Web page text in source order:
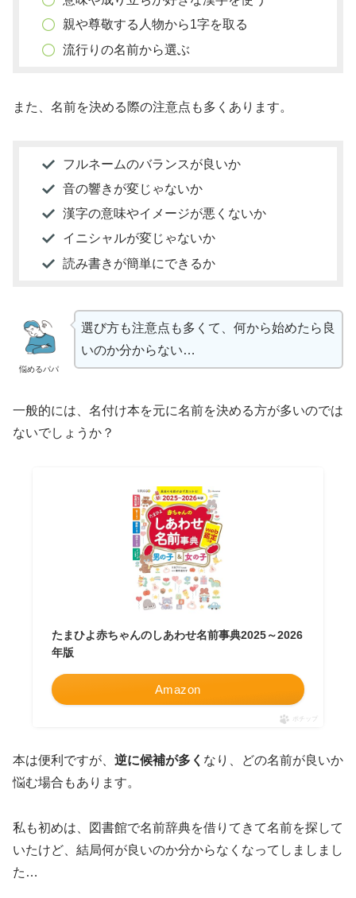
親や尊敬する人物から1字を取る
流行りの名前から選ぶ
また、名前を決める際の注意点も多くあります。
フルネームのバランスが良いか
音の響きが変じゃないか
漢字の意味やイメージが悪くないか
イニシャルが変じゃないか
読み書きが簡単にできるか
悩めるパパ
選び方も注意点も多くて、何から始めたら良
いのか分からない…
一般的には、名付け本を元に名前を決める方が多いのでは
ないでしょうか？
たまひよ赤ちゃんのしあわせ名前事典2025～2026
年版
Amazon
ポチップ
本は便利ですが、 逆に候補が多く なり、どの名前が良いか
悩む場合もあります。
私も初めは、図書館で名前辞典を借りてきて名前を探して
いたけど、結局何が良いのか分からなくなってしましまし
た…